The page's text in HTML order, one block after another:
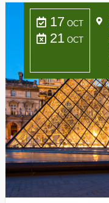
17 OCT
21 OCT